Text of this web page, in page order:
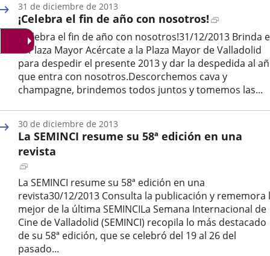
la
noticia
¡Celebra el fin de año con nosotros!
Enlace
a
una
aplicación
externa.
¡Celebra el fin de año con nosotros!31/12/2013 Brinda
la Plaza Mayor Acércate a la Plaza Mayor de Valladolid
para despedir el presente 2013 y dar la despedida al
que entra con nosotros.Descorchemos cava y
champagne, brindemos todos juntos y tomemos las...
la
noticia
31 de diciembre de 2013
La SEMINCI resume su 58ª edición en una
revista
Enlace
a
una
aplicación
externa.
La SEMINCI resume su 58ª edición en una
revista30/12/2013 Consulta la publicación y rememora
mejor de la última SEMINCILa Semana Internacional de
Cine de Valladolid (SEMINCI) recopila lo más destacado
de su 58ª edición, que se celebró del 19 al 26 del
pasado...
30 de diciembre de 2013